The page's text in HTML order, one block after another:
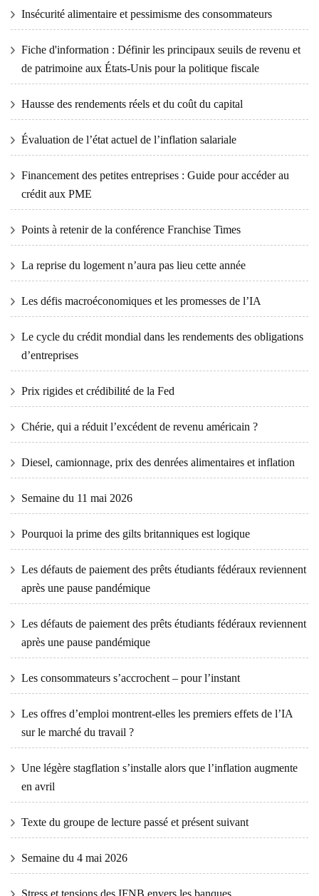
Insécurité alimentaire et pessimisme des consommateurs
Fiche d'information : Définir les principaux seuils de revenu et
de patrimoine aux États-Unis pour la politique fiscale
Hausse des rendements réels et du coût du capital
Évaluation de l’état actuel de l’inflation salariale
Financement des petites entreprises : Guide pour accéder au
crédit aux PME
Points à retenir de la conférence Franchise Times
La reprise du logement n’aura pas lieu cette année
Les défis macroéconomiques et les promesses de l’IA
Le cycle du crédit mondial dans les rendements des obligations
d’entreprises
Prix ​​​​rigides et crédibilité de la Fed
Chérie, qui a réduit l’excédent de revenu américain ?
Diesel, camionnage, prix des denrées alimentaires et inflation
Semaine du 11 mai 2026
Pourquoi la prime des gilts britanniques est logique
Les défauts de paiement des prêts étudiants fédéraux reviennent
après une pause pandémique
Les défauts de paiement des prêts étudiants fédéraux reviennent
après une pause pandémique
Les consommateurs s’accrochent – ​​pour l’instant
Les offres d’emploi montrent-elles les premiers effets de l’IA
sur le marché du travail ?
Une légère stagflation s’installe alors que l’inflation augmente
en avril
Texte du groupe de lecture passé et présent suivant
Semaine du 4 mai 2026